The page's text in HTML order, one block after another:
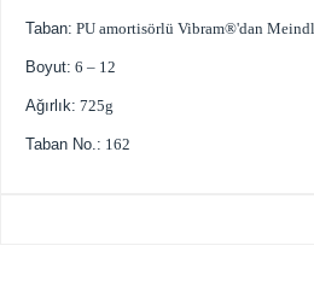
Taban: PU amortisörlü Vibram®'dan
Boyut: 6 – 12
Ağırlık: 725g
Taban No.: 162